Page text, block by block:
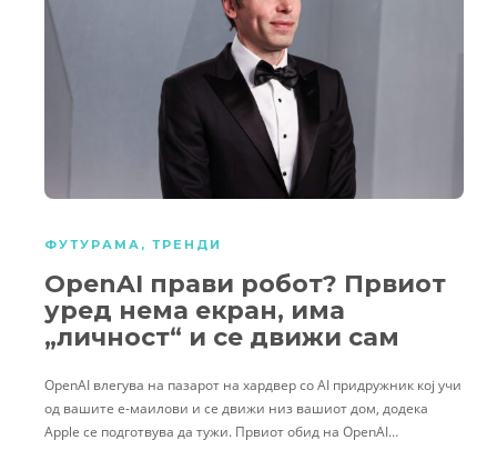
ФУТУРАМА , ТРЕНДИ
OpenAI прави робот? Првиот
уред нема екран, има
„личност“ и се движи сам
OpenAI влегува на пазарот на хардвер со AI придружник кој учи
од вашите е-маилови и се движи низ вашиот дом, додека
Apple се подготвува да тужи. Првиот обид на OpenAI…